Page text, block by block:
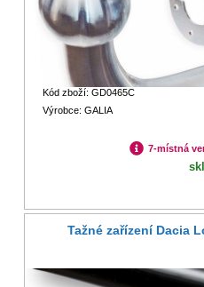
Kód zboží: GD0465C
Výrobce: GALIA
7-místná
Tažné zařízení Dacia